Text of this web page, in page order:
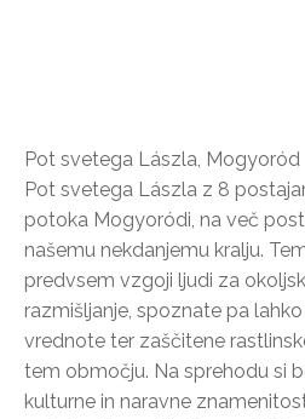
Pot svetega Lászla, Mogyoród
Pot svetega Lászla z 8
potoka Mogyoródi, na več
našemu nekdanjemu kralju.
predvsem vzgoji ljudi za
razmišljanje, spoznate pa
vrednote ter zaščitene
tem območju. Na sprehodu si
kulturne in naravne